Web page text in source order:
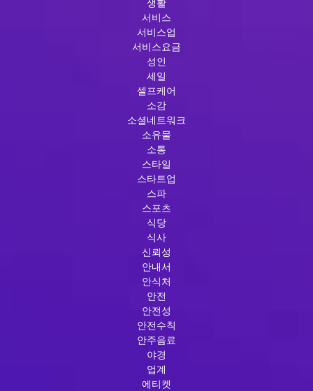
서비스
서비스업
서비스요금
성인
세일
셀프케어
소감
소셜네트워크
소유물
소통
스타일
스타트업
스파
스포츠
식당
식사
신뢰성
안내서
안식처
안전
안전성
안전수칙
안주음료
야경
업계
에티켓